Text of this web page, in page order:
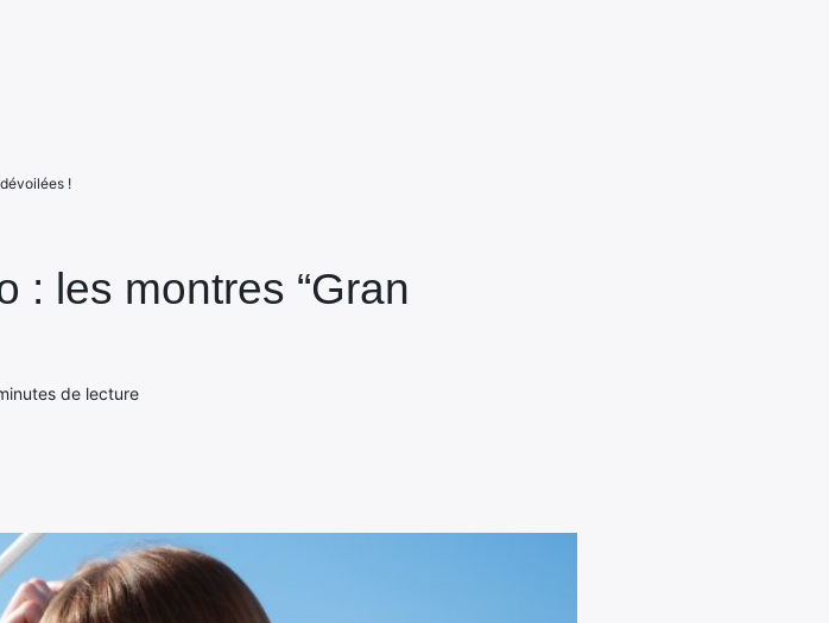
: les montres “Gran
de lecture
!